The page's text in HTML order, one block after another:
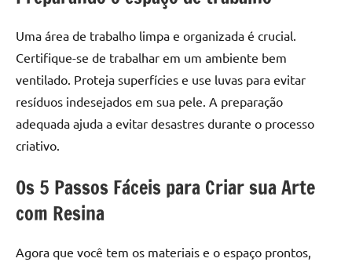
alta
qualidade,
como
as
populares
Tables
e
mesas
tampinhas
Uma área de trabalho limpa e organizada é crucial.
Certifique-se de trabalhar em um ambiente bem
ventilado. Proteja superfícies e use luvas para evitar
resíduos indesejados em sua pele. A preparação
adequada ajuda a evitar desastres durante o processo
criativo.
Os 5 Passos Fáceis para Criar sua Arte
com Resina
Agora que você tem os materiais e o espaço prontos,